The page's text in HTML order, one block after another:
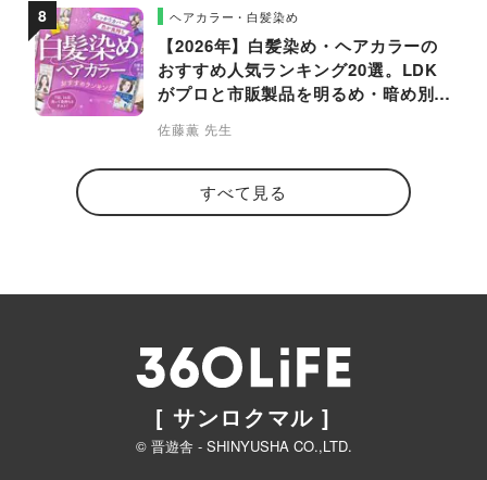
ヘアカラー・白髪染め
【2026年】白髪染め・ヘアカラーの
おすすめ人気ランキング20選。LDK
がプロと市販製品を明るめ・暗め別に
佐藤薫 先生
すべて見る
[ サンロクマル ]
© 晋遊舎 - SHINYUSHA CO.,LTD.